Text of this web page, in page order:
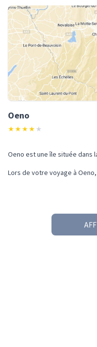
Oeno
★★★★ ★
Oeno est une île située dans
Lors de votre voyage à